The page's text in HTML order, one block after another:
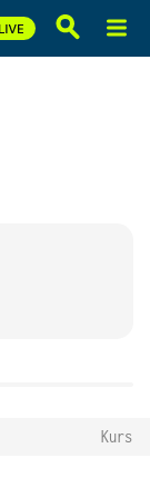
Kurs